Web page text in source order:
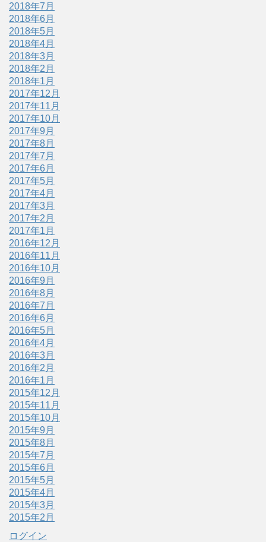
2018年7月
2018年6月
2018年5月
2018年4月
2018年3月
2018年2月
2018年1月
2017年12月
2017年11月
2017年10月
2017年9月
2017年8月
2017年7月
2017年6月
2017年5月
2017年4月
2017年3月
2017年2月
2017年1月
2016年12月
2016年11月
2016年10月
2016年9月
2016年8月
2016年7月
2016年6月
2016年5月
2016年4月
2016年3月
2016年2月
2016年1月
2015年12月
2015年11月
2015年10月
2015年9月
2015年8月
2015年7月
2015年6月
2015年5月
2015年4月
2015年3月
2015年2月
ログイン